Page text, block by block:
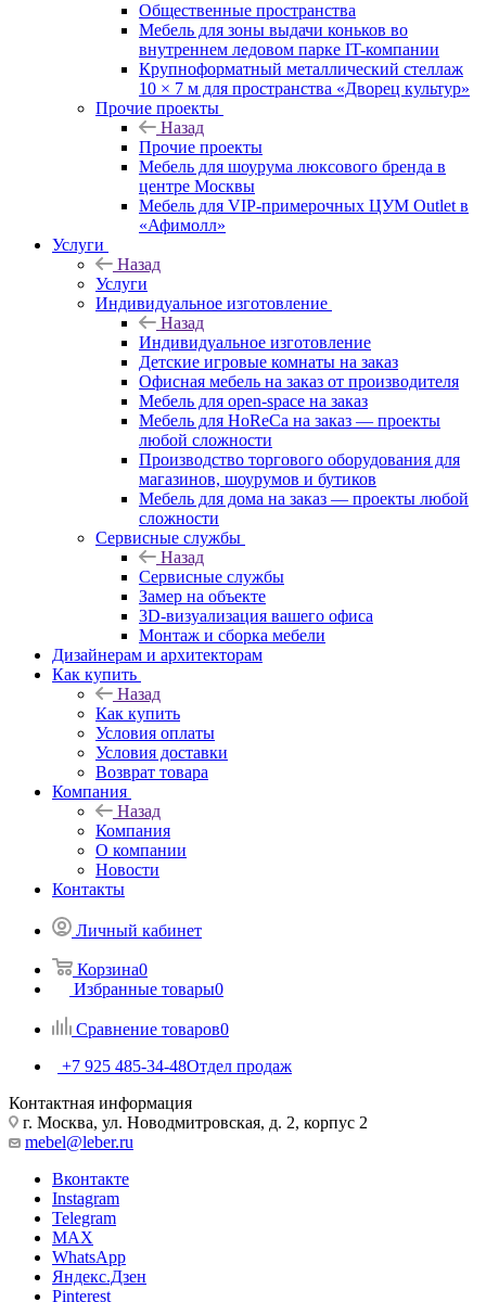
Общественные пространства
Мебель для зоны выдачи коньков во
внутреннем ледовом парке IT-компании
Крупноформатный металлический стеллаж
10 × 7 м для пространства «Дворец культур»
Прочие проекты
Назад
Прочие проекты
Мебель для шоурума люксового бренда в
центре Москвы
Мебель для VIP-примерочных ЦУМ Outlet в
«Афимолл»
Услуги
Назад
Услуги
Индивидуальное изготовление
Назад
Индивидуальное изготовление
Детские игровые комнаты на заказ
Офисная мебель на заказ от производителя
Мебель для open-space на заказ
Мебель для HoReCa на заказ — проекты
любой сложности
Производство торгового оборудования для
магазинов, шоурумов и бутиков
Мебель для дома на заказ — проекты любой
сложности
Сервисные службы
Назад
Сервисные службы
Замер на объекте
3D-визуализация вашего офиса
Монтаж и сборка мебели
Дизайнерам и архитекторам
Как купить
Назад
Как купить
Условия оплаты
Условия доставки
Возврат товара
Компания
Назад
Компания
О компании
Новости
Контакты
Личный кабинет
Корзина0
Избранные товары0
Сравнение товаров0
+7 925 485-34-48Отдел продаж
Контактная информация
г. Москва, ул. Новодмитровская, д. 2, корпус 2
mebel@leber.ru
Вконтакте
Instagram
Telegram
MAX
WhatsApp
Яндекс.Дзен
Pinterest